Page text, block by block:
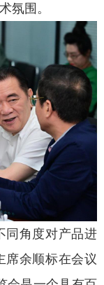
氛围。
同角度对产品进
席余顺标在会议